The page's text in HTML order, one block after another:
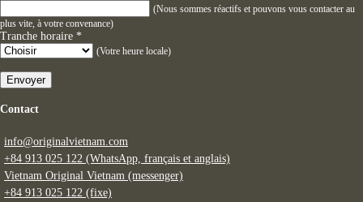
(Nous sommes réactifs et pouvons vous contacter au
plus vite, à votre convenance)
Tranche horaire *
(Votre heure locale)
Envoyer
Contact
info@originalvietnam.com
+84 913 025 122 (WhatsApp, français et anglais)
Vietnam Original Vietnam (messenger)
+84 913 025 122 (fixe)